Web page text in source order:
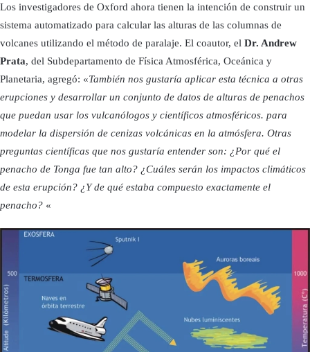
Los investigadores de Oxford ahora tienen la intención de construir un
sistema automatizado para calcular las alturas de las columnas de
volcanes utilizando el método de paralaje. El coautor, el Dr. Andrew
Prata, del Subdepartamento de Física Atmosférica, Oceánica y
Planetaria, agregó: «También nos gustaría aplicar esta técnica a otras
erupciones y desarrollar un conjunto de datos de alturas de penachos
que puedan usar los vulcanólogos y científicos atmosféricos. para
modelar la dispersión de cenizas volcánicas en la atmósfera. Otras
preguntas científicas que nos gustaría entender son: ¿Por qué el
penacho de Tonga fue tan alto? ¿Cuáles serán los impactos climáticos
de esta erupción? ¿Y de qué estaba compuesto exactamente el
penacho? «